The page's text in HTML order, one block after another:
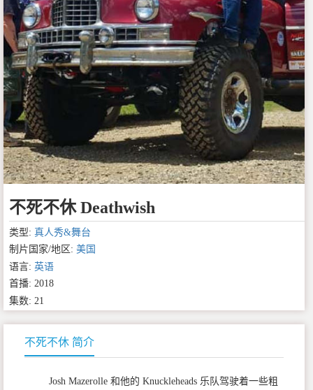
不死不休 Deathwish
类型: 真人秀&舞台
制片国家/地区: 美国
语言: 英语
首播: 2018
集数: 21
不死不休 简介
Josh Mazerolle 和他的 Knuckleheads 乐队驾驶着一些粗